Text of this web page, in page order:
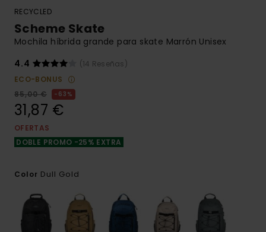
RECYCLED
Scheme Skate
Mochila híbrida grande para skate Marrón Unisex
4.4
(14 Reseñas)
ECO-BONUS
85,00 €
63%
31,87 €
OFERTAS
DOBLE PROMO -25% EXTRA
Color Dull Gold